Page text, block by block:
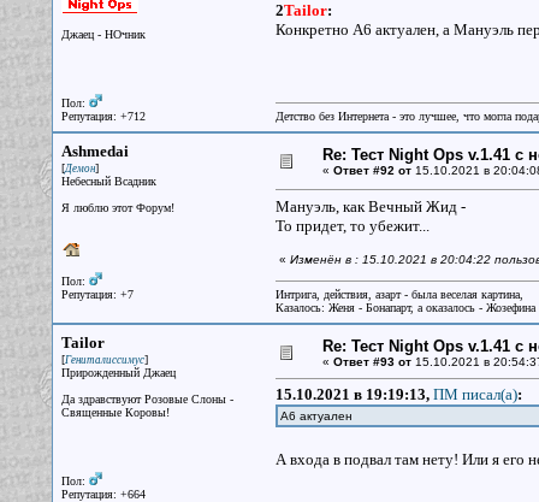
Джаец - НОчник
Пол:
Репутация: +712
2Tailor:
Конкретно А6 актуален, а Мануэль
Детство без Интернета - это лучшее, что могла
Ashmedai
[Демон]
Небесный Всадник
Я люблю этот Форум!
Пол:
Репутация: +7
Re: Тест Night Ops v.1.41 с
« Ответ #92 от15.10.2021 в
Мануэль, как Вечный Жид -
То придет, то убежит...
« Изменён в : 15.10.2021 в 20:04:22
Интрига, действия, азарт - была веселая картина,
Казалось: Женя - Бонапарт, а оказалось - Жозефина
Tailor
[Гениталиссимус]
Прирожденный Джаец
Да здравствуют Розовые Слоны -
Священные Коровы!
Пол:
Репутация: +664
Re: Тест Night Ops v.1.41 с
« Ответ #93 от15.10.2021 в
15.10.2021 в 19:19:13, ПМ писал(a):
А6 актуален
А входа в подвал там нету! Или я его